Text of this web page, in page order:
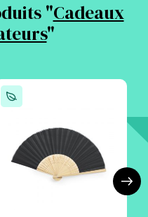
"Cadeaux
"